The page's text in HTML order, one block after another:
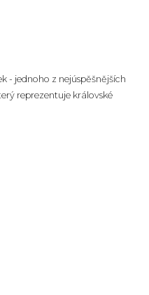
- jednoho z nejúspěšnějších
reprezentuje královské